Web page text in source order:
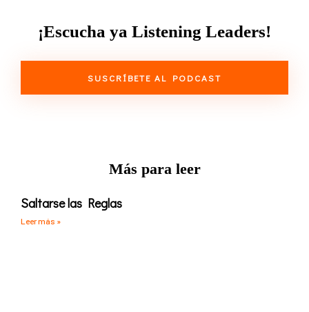
¡Escucha ya Listening Leaders!
SUSCRÍBETE AL PODCAST
Más para leer
Saltarse las Reglas
Leer más »